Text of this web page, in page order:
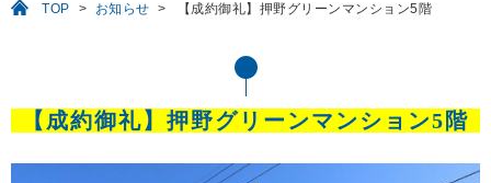
実績
TOP > お知らせ > 【成約御礼】押野グリーンマンション5階
【成約御礼】押野グリーンマンション5階